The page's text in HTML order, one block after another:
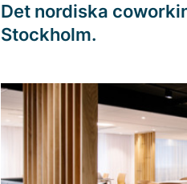
Det nordiska
Stockholm.